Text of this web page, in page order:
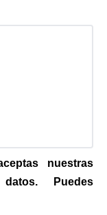
nuestras
Puedes